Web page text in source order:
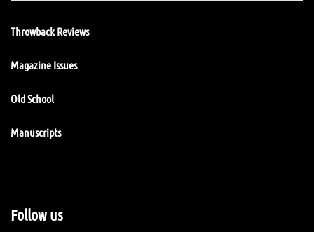
Throwback Reviews
Magazine Issues
Old School
Manuscripts
Follow us